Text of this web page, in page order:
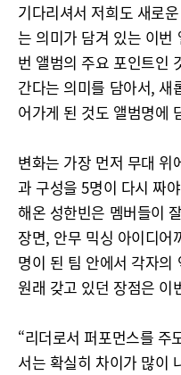
기다리셔서 저희도 새로
는 의미가 담겨 있는 이번
번 앨범의 주요 포인트인
간다는 의미를 담아서, 새
어가게 된 것도 앨범명에
변화는 가장 먼저 무대 위
과 구성을 5명이 다시 짜
해온 성한빈은 멤버들이
장면, 안무 믹싱 아이디어
명이 된 팀 안에서 각자의
원래 갖고 있던 장점은 이
“리더로서 퍼포먼스를 주
서는 확실히 차이가 많이